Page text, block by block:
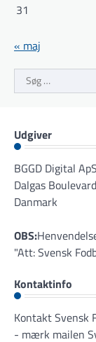
31
« maj
Søg
efter:
Udgiver
BGGD Digital
Dalgas
Danmark
OBS:
"Att: Svensk
Kontaktinfo
Kontakt Svensk
- mærk mailen